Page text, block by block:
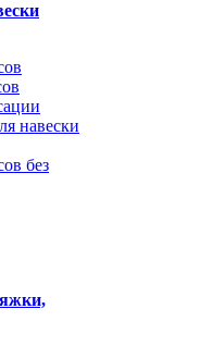
навески
без